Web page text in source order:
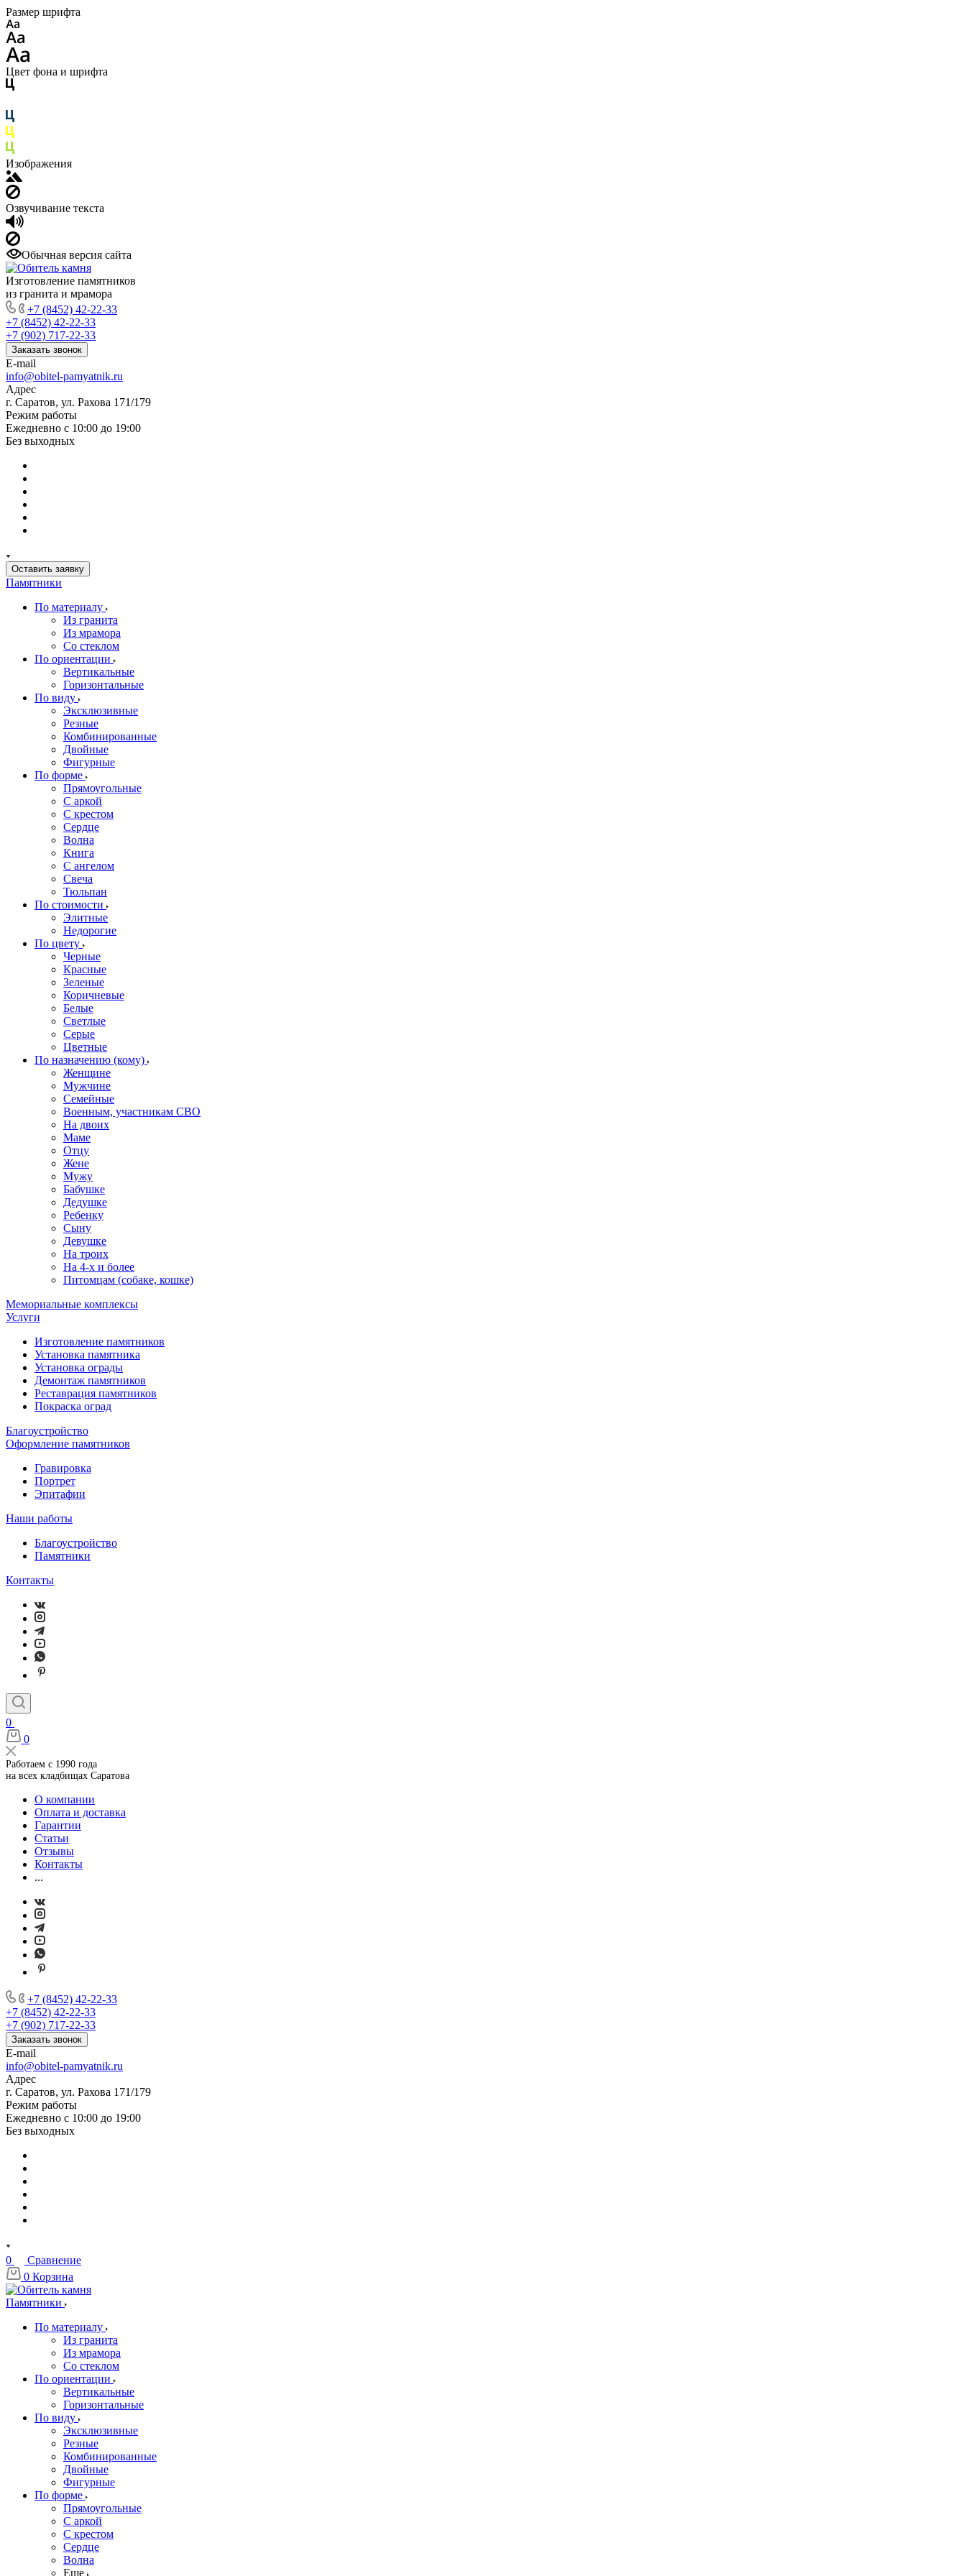
Размер шрифта
Цвет фона и шрифта
Изображения
Озвучивание текста
Обычная версия сайта
Изготовление памятников
из гранита и мрамора
+7 (8452) 42-22-33
+7 (8452) 42-22-33
+7 (902) 717-22-33
Заказать звонок
E-mail
info@obitel-pamyatnik.ru
Адрес
г. Саратов, ул. Рахова 171/179
Режим работы
Ежедневно с 10:00 до 19:00
Без выходных
Оставить заявку
Памятники
По материалу
Из гранита
Из мрамора
Со стеклом
По ориентации
Вертикальные
Горизонтальные
По виду
Эксклюзивные
Резные
Комбинированные
Двойные
Фигурные
По форме
Прямоугольные
С аркой
С крестом
Сердце
Волна
Книга
С ангелом
Свеча
Тюльпан
По стоимости
Элитные
Недорогие
По цвету
Черные
Красные
Зеленые
Коричневые
Белые
Светлые
Серые
Цветные
По назначению (кому)
Женщине
Мужчине
Семейные
Военным, участникам СВО
На двоих
Маме
Отцу
Жене
Мужу
Бабушке
Дедушке
Ребенку
Сыну
Девушке
На троих
На 4-х и более
Питомцам (собаке, кошке)
Мемориальные комплексы
Услуги
Изготовление памятников
Установка памятника
Установка ограды
Демонтаж памятников
Реставрация памятников
Покраска оград
Благоустройство
Оформление памятников
Гравировка
Портрет
Эпитафии
Наши работы
Благоустройство
Памятники
Контакты
0
0
Работаем с 1990 года
на всех кладбищах Саратова
О компании
Оплата и доставка
Гарантии
Статьи
Отзывы
Контакты
...
+7 (8452) 42-22-33
+7 (8452) 42-22-33
+7 (902) 717-22-33
Заказать звонок
E-mail
info@obitel-pamyatnik.ru
Адрес
г. Саратов, ул. Рахова 171/179
Режим работы
Ежедневно с 10:00 до 19:00
Без выходных
0
Сравнение
0 Корзина
Памятники
По материалу
Из гранита
Из мрамора
Со стеклом
По ориентации
Вертикальные
Горизонтальные
По виду
Эксклюзивные
Резные
Комбинированные
Двойные
Фигурные
По форме
Прямоугольные
С аркой
С крестом
Сердце
Волна
Еще